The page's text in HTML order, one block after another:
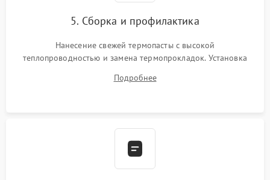
5. Сборка и профилактика
Нанесение свежей термопасты с высокой
теплопроводностью и замена термопрокладок. Установка
шлейфов, модулей памяти и накопителей. Предварительная
Подробнее